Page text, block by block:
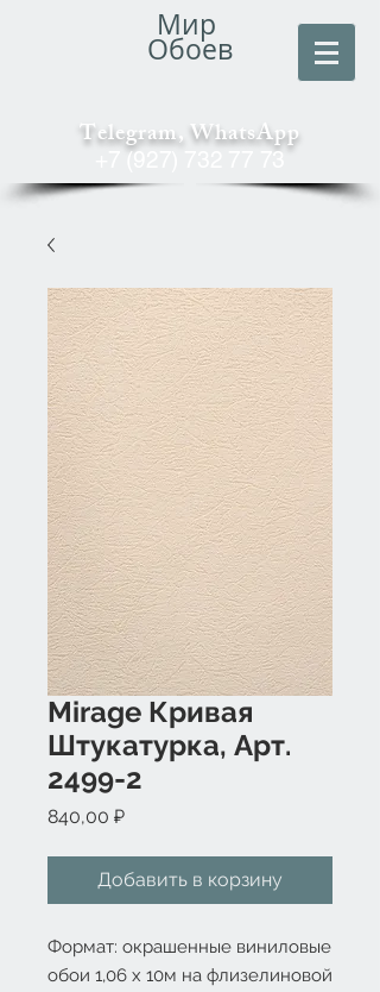
Мир
Обоев
Telegram, WhatsApp
+7 (927) 732 77 73
Mirage Кривая
Штукатурка, Арт.
2499-2
840,00 ₽Цена
Добавить в корзину
Формат: окрашенные виниловые
обои 1,06 x 10м на флизелиновой